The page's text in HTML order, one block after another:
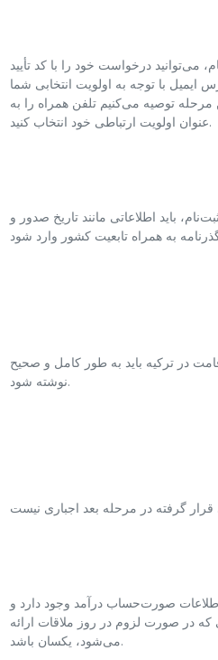
درخواست خود را با کد تأیید
ایمیل با توجه به اولویت انتخابی شما
مرحله توصیه می‌کنیم تلفن همراه را به
عنوان اولویت ارتباطی خود انتخاب کنید.
باید اطلاعاتی مانند تاریخ صدور و
در ترکیه باید به طور کامل و صحیح
نوشته شود.
صورت‌حساب درآمد وجود دارد و
که در صورت لزوم در روز ملاقات ارائه
می‌شود، یکسان باشد.